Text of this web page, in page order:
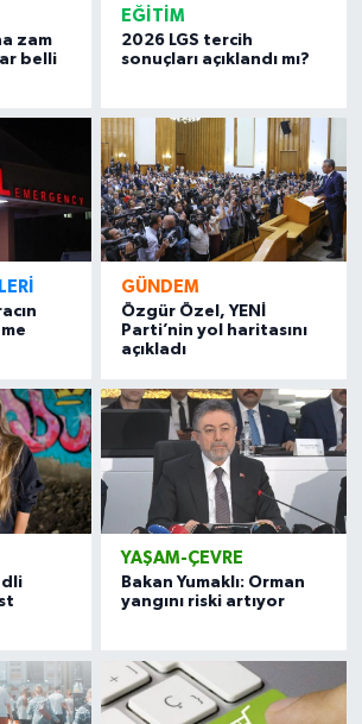
zam
belli
EĞITIM
2026 LGS tercih
sonuçları açıklandı mı?
GÜNDEM
Özgür Özel, YENİ
Parti’nin yol haritasını
açıkladı
YAŞAM-ÇEVRE
Bakan Yumaklı: Orman
yangını riski artıyor